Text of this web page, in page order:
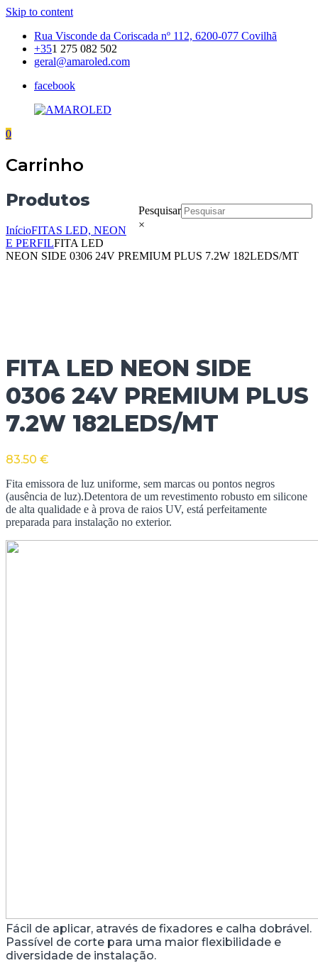
Skip to content
Rua Visconde da Coriscada nº 112, 6200-077 Covilhã
+351 275 082 502
geral@amaroled.com
facebook
LED
0
Carrinho
Pesquisar
×
Produtos
InícioFITAS LED, NEON
E PERFILFITA LED
NEON SIDE 0306 24V PREMIUM PLUS 7.2W 182LEDS/MT
FITA LED NEON SIDE
0306 24V PREMIUM PLUS
7.2W 182LEDS/MT
83.50 €
Fita emissora de luz uniforme, sem marcas ou pontos negros
(ausência de luz).Detentora de um revestimento robusto em silicone
de alta qualidade e à prova de raios UV, está perfeitamente
preparada para instalação no exterior.
Fácil de aplicar, através de fixadores e calha dobrável.
Passível de corte para uma maior flexibilidade e
diversidade de instalação.